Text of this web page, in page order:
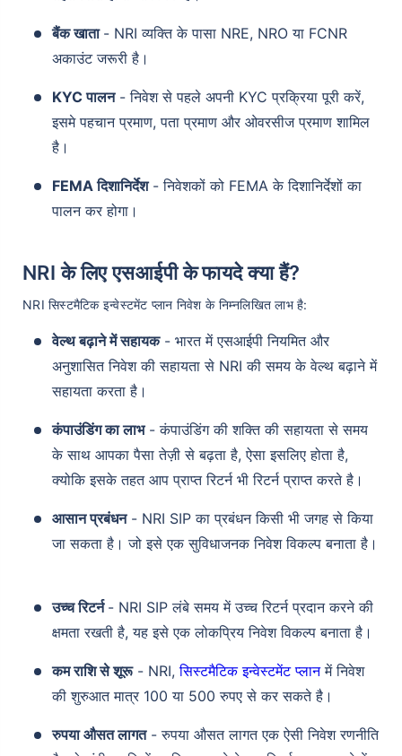
बैंक खाता - NRI व्यक्ति के पासा NRE, NRO या FCNR
अकाउंट जरूरी है।
KYC पालन- निवेश से पहले अपनी KYC प्रक्रिया पूरी करें,
इसमे पहचान प्रमाण, पता प्रमाण और ओवरसीज प्रमाण शामिल
है।
FEMA दिशानिर्देश- निवेशकों को FEMA के दिशानिर्देशों का
पालन कर होगा।
NRI के लिए एसआईपी के फायदे क्या हैं?
NRI सिस्टमैटिक इन्वेस्टमेंट प्लान निवेश के निम्नलिखित लाभ है:
वेल्थ बढ़ाने में सहायक- भारत में एसआईपी नियमित और
अनुशासित निवेश की सहायता से NRI की समय के वेल्थ बढ़ाने में
सहायता करता है।
कंपाउंडिंग का लाभ- कंपाउंडिंग की शक्ति की सहायता से समय
के साथ आपका पैसा तेज़ी से बढ़ता है, ऐसा इसलिए होता है,
क्योकि इसके तहत आप प्राप्त रिटर्न भी रिटर्न प्राप्त करते है।
आसान प्रबंधन- NRI SIP का प्रबंधन किसी भी जगह से किया
जा सकता है। जो इसे एक सुविधाजनक निवेश विकल्प बनाता है।
उच्च रिटर्न - NRI SIP लंबे समय में उच्च रिटर्न प्रदान करने की
क्षमता रखती है, यह इसे एक लोकप्रिय निवेश विकल्प बनाता है।
कम राशि से शूरू- NRI,सिस्टमैटिक इन्वेस्टमेंट प्लानमें निवेश
की शुरुआत मात्र 100 या 500 रुपए से कर सकते है।
रुपया औसत लागत- रुपया औसत लागत एक ऐसी निवेश रणनीति